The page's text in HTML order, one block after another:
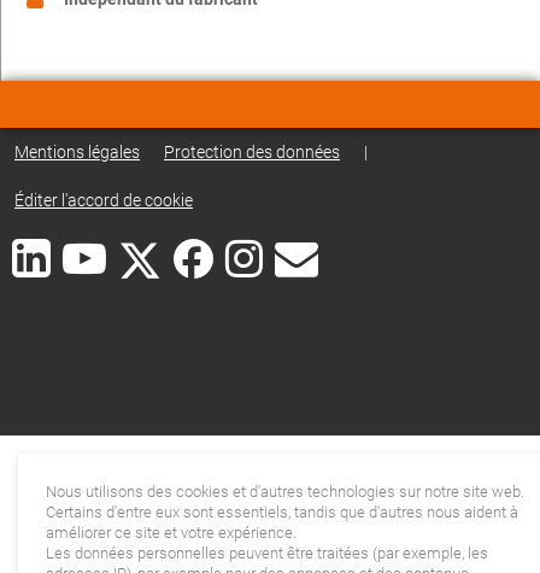
Mentions légales Protection des données |
Éditer l'accord de cookie
Nous utilisons des cookies et d'autres technologies sur notre site web.
Certains d'entre eux sont essentiels, tandis que d'autres nous aident à
améliorer ce site et votre expérience.
Les données personnelles peuvent être traitées (par exemple, les